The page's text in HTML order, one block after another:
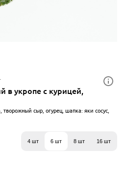
в укропе с курицей,
творожный сыр, огурец, шапка: яки сосус,
4 шт 6 шт 8 шт 16 шт